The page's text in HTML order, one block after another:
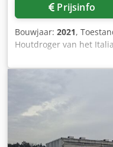
Prijsinfo
Bouwjaar: 2021,
Houtdroger van het
elk: - breedte 9,6 m -
Dedpfx Ahsvkxmfobeck
totaal 300 m3 Drogers
automatisering, laptop
afstand).